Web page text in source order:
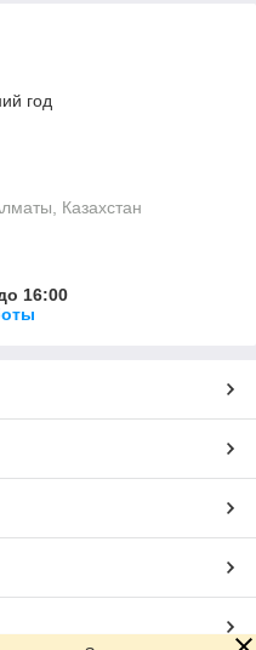
год
Казахстан
16:00